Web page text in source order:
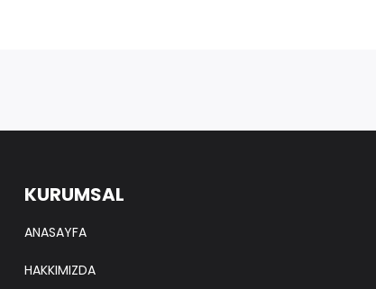
KURUMSAL
ANASAYFA
HAKKIMIZDA